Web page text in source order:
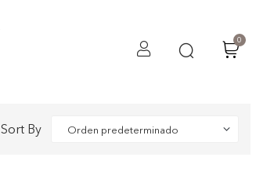
0
Sort By